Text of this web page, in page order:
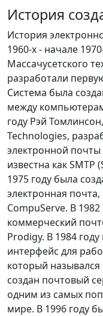
История
История
1960-х - начале
Массачусетского
разработали
Система была
между
году Рэй
Technologies,
электронной почты
известна как
1975 году была
электронная
CompuServe. В
коммерческий
Prodigy. В 1984
интерфейс для
который
создан почтовый
одним из самых
мире. В 1996 году